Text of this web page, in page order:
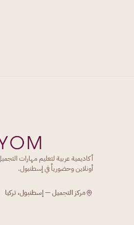
أكاديمية عربية لتعليم مهارات
أونلاين وحضورياً في إسطنبول.
مركز التجميل — إسطنبول، تركيا